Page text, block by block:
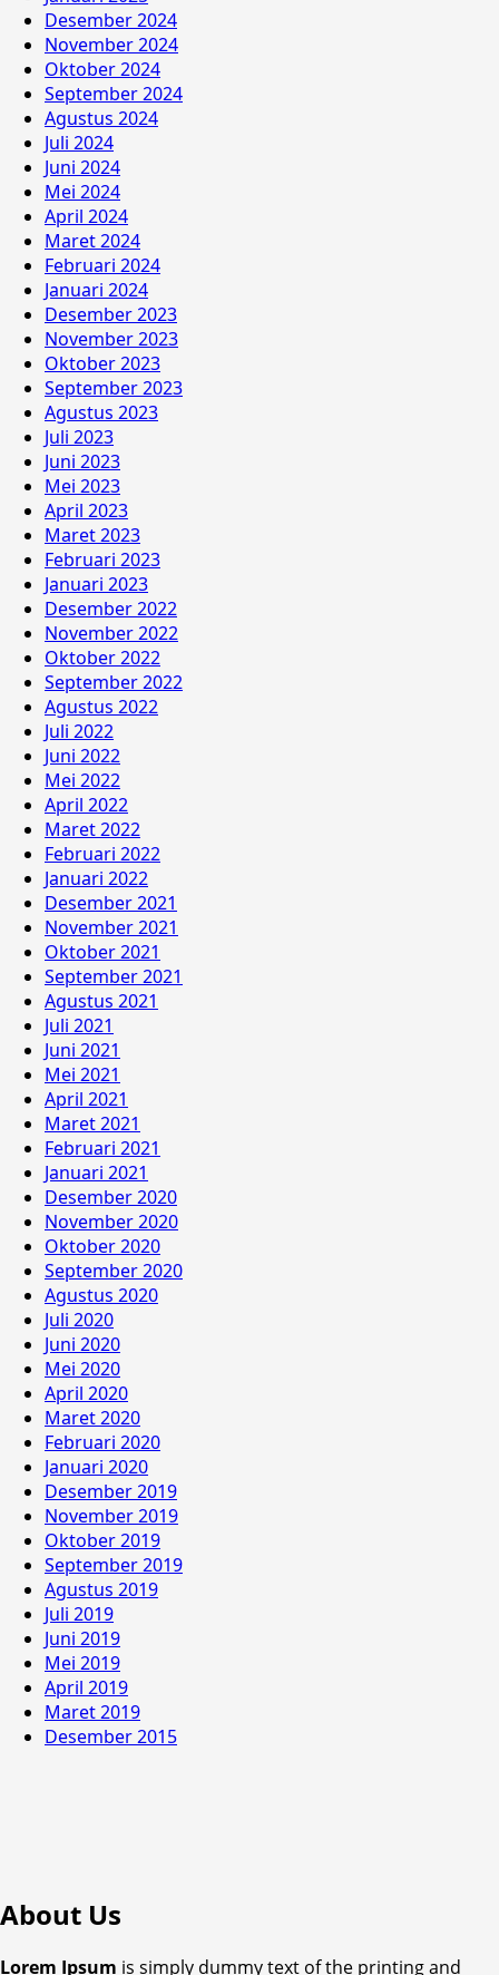
Desember 2024
November 2024
Oktober 2024
September 2024
Agustus 2024
Juli 2024
Juni 2024
Mei 2024
April 2024
Maret 2024
Februari 2024
Januari 2024
Desember 2023
November 2023
Oktober 2023
September 2023
Agustus 2023
Juli 2023
Juni 2023
Mei 2023
April 2023
Maret 2023
Februari 2023
Januari 2023
Desember 2022
November 2022
Oktober 2022
September 2022
Agustus 2022
Juli 2022
Juni 2022
Mei 2022
April 2022
Maret 2022
Februari 2022
Januari 2022
Desember 2021
November 2021
Oktober 2021
September 2021
Agustus 2021
Juli 2021
Juni 2021
Mei 2021
April 2021
Maret 2021
Februari 2021
Januari 2021
Desember 2020
November 2020
Oktober 2020
September 2020
Agustus 2020
Juli 2020
Juni 2020
Mei 2020
April 2020
Maret 2020
Februari 2020
Januari 2020
Desember 2019
November 2019
Oktober 2019
September 2019
Agustus 2019
Juli 2019
Juni 2019
Mei 2019
April 2019
Maret 2019
Desember 2015
About Us
Lorem Ipsum is simply dummy text of the printing and